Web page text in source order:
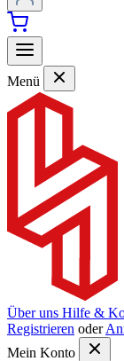
Menü
Über uns Hilfe &
Registrieren oder
Mein Konto